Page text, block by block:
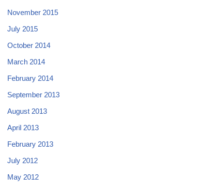
November 2015
July 2015
October 2014
March 2014
February 2014
September 2013
August 2013
April 2013
February 2013
July 2012
May 2012